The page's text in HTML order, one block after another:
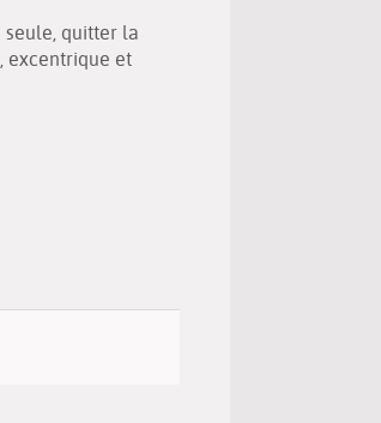
seule, quitter la
excentrique et